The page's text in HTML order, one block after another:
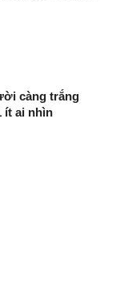
càng trắng
ít ai nhìn